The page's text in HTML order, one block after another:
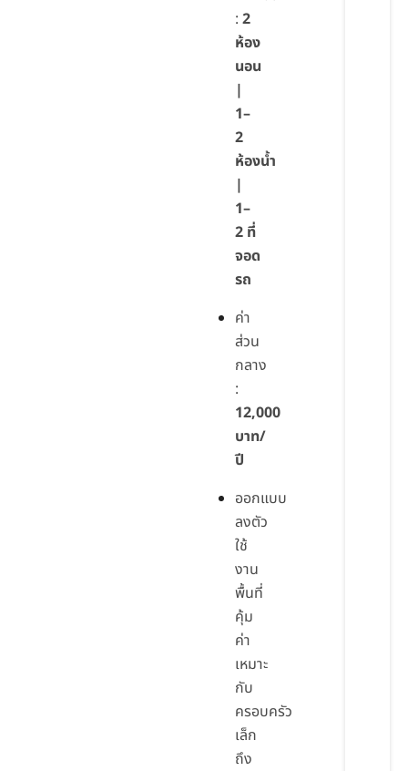
: 2
ห้อง
นอน
|
1–
2
ห้องน้ำ
|
1–
2 ที่
จอด
รถ
ค่า
ส่วน
กลาง
:
12,000
บาท/
ปี
ออกแบบ
ลงตัว
ใช้
งาน
พื้นที่
คุ้ม
ค่า
เหมาะ
กับ
ครอบครัว
เล็ก
ถึง